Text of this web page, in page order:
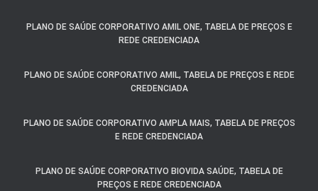
PLANO DE SAÚDE CORPORATIVO AMIL ONE, TABELA DE PREÇOS E
REDE CREDENCIADA
PLANO DE SAÚDE CORPORATIVO AMIL, TABELA DE PREÇOS E REDE
CREDENCIADA
PLANO DE SAÚDE CORPORATIVO AMPLA MAIS, TABELA DE PREÇOS
E REDE CREDENCIADA
PLANO DE SAÚDE CORPORATIVO BIOVIDA SAÚDE, TABELA DE
PREÇOS E REDE CREDENCIADA